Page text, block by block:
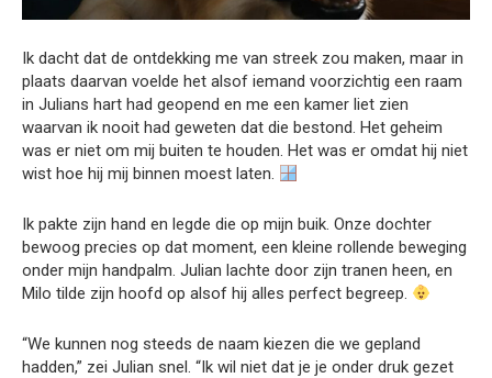
Ik dacht dat de ontdekking me van streek zou maken, maar in
plaats daarvan voelde het alsof iemand voorzichtig een raam
in Julians hart had geopend en me een kamer liet zien
waarvan ik nooit had geweten dat die bestond. Het geheim
was er niet om mij buiten te houden. Het was er omdat hij niet
wist hoe hij mij binnen moest laten.
Ik pakte zijn hand en legde die op mijn buik. Onze dochter
bewoog precies op dat moment, een kleine rollende beweging
onder mijn handpalm. Julian lachte door zijn tranen heen, en
Milo tilde zijn hoofd op alsof hij alles perfect begreep.
“We kunnen nog steeds de naam kiezen die we gepland
hadden,” zei Julian snel. “Ik wil niet dat je je onder druk gezet